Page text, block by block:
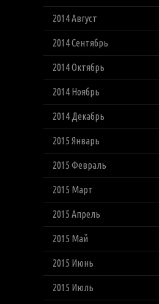
2014 Август
2014 Сентябрь
2014 Октябрь
2014 Ноябрь
2014 Декабрь
2015 Январь
2015 Февраль
2015 Март
2015 Апрель
2015 Май
2015 Июнь
2015 Июль